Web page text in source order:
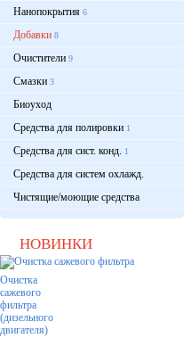
Нанопокрытия 6
Добавки 8
Очистители 9
Смазки 3
Биоуход
Средства для полировки 1
Средства для сист. конд. 1
Средства для систем охлажд.
Чистящие/моющие средства
НОВИНКИ
Очистка
сажевого
фильтра
(дизельного
двигателя)